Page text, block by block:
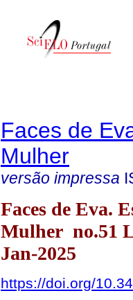
Faces de
Mulher
versão impressa
Faces de Eva.
Mulher no.51
Jan-2025
https://doi.org/